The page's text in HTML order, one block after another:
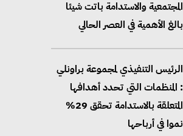
المجتمعية والاستدامة باتت شيئا
بالغ الأهمية في العصر الحالي
الرئيس التنفيذي لمجموعة براونلي
: المنظمات التي تحدد أهدافها
المتعلقة بالاستدامة تحقق 29%
نموا في أرباحها